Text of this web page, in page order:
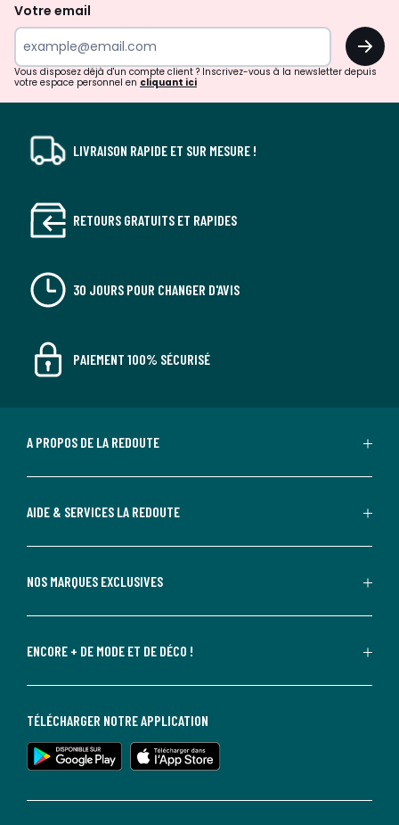
surprises?
Votre email
OK
Vous disposez déjà d'un compte client ? Inscrivez-vous à la newsletter depuis
votre espace personnel en cliquant ici
LIVRAISON RAPIDE ET SUR MESURE !
RETOURS GRATUITS ET RAPIDES
30 JOURS POUR CHANGER D'AVIS
PAIEMENT 100% SÉCURISÉ
A PROPOS DE LA REDOUTE
AIDE & SERVICES LA REDOUTE
NOS MARQUES EXCLUSIVES
ENCORE + DE MODE ET DE DÉCO !
TÉLÉCHARGER NOTRE APPLICATION